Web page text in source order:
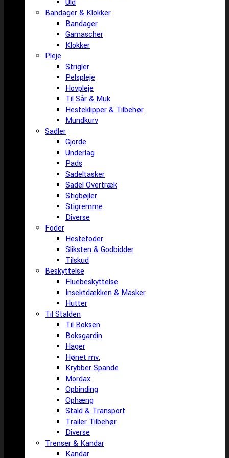
Uld
Bandager & Klokker
Bandager
Gamascher
Klokker
Pleje
Strigler
Pelspleje
Hovpleje
Til Sår & Muk
Hesteklipper & Tilbehør
Mundkurv
Sadler
Gjorde
Underlag
Pads
Sadeltasker
Sadel Overtræk
Stigbøjler
Stigremme
Diverse
Foder
Hestefoder
Sliksten & Godbidder
Tilskud
Beskyttelse
Fluebeskyttelse
Insektdækken & Masker
Hutter
Til Stalden
Til Boksen
Boksgardin
Hager
Hønet mv.
Krybber Spande
Mordax
Opbinding
Ophæng
Stald & Transport
Trailer Tilbehør
Diverse
Trenser & Kandar
Kandar